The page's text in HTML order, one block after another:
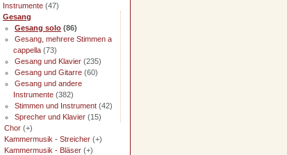
Instrumente (47)
Gesang
Gesang solo (86)
Gesang, mehrere Stimmen a
cappella (73)
Gesang und Klavier (235)
Gesang und Gitarre (60)
Gesang und andere
Instrumente (382)
Stimmen und Instrument (42)
Sprecher und Klavier (15)
Chor (+)
Kammermusik - Streicher (+)
Kammermusik - Bläser (+)